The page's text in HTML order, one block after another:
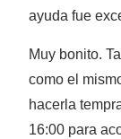
ayuda fue
Muy bonito.
como el
hacerla
16:00 para